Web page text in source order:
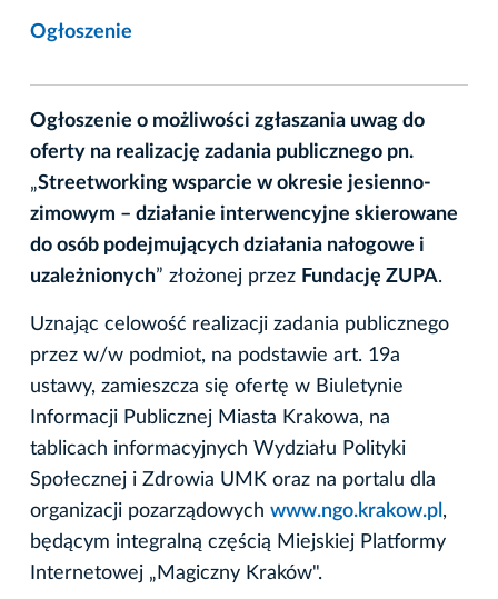
Ogłoszenie
Ogłoszenie o możliwości zgłaszania uwag do
oferty na realizację zadania publicznego pn.
„Streetworking wsparcie w okresie jesienno-
zimowym – działanie interwencyjne skierowane
do osób podejmujących działania nałogowe i
uzależnionych” złożonej przez Fundację ZUPA.
Uznając celowość realizacji zadania publicznego
przez w/w podmiot, na podstawie art. 19a
ustawy, zamieszcza się ofertę w Biuletynie
Informacji Publicznej Miasta Krakowa, na
tablicach informacyjnych Wydziału Polityki
Społecznej i Zdrowia UMK oraz na portalu dla
organizacji pozarządowych www.ngo.krakow.pl ,
będącym integralną częścią Miejskiej Platformy
Internetowej „Magiczny Kraków".